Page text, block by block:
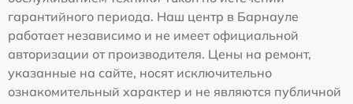
гарантийного периода. Наш центр в Барнауле
работает независимо и не имеет официальной
авторизации от производителя. Цены на ремонт,
указанные на сайте, носят исключительно
ознакомительный характер и не являются публичной